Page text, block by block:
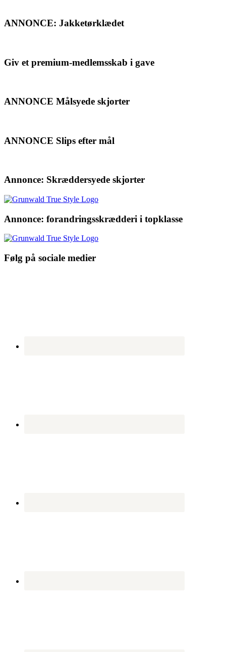
ANNONCE: Jakketørklædet
Giv et premium-medlemsskab i gave
ANNONCE Målsyede skjorter
ANNONCE Slips efter mål
Annonce: Skræddersyede skjorter
Annonce: forandringsskrædderi i topklasse
Følg på sociale medier